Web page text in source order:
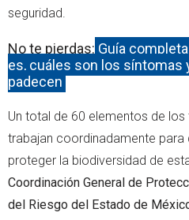
seguridad.
No te pierdas: Guía
es, cuáles son los síntomas
padecen
Un total de 60 elementos de
trabajan coordinadamente
proteger la biodiversidad de
Coordinación General de
del Riesgo del Estado de